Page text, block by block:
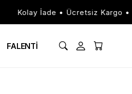
Kolay İade • Ücretsiz Kargo •
FALENTİ